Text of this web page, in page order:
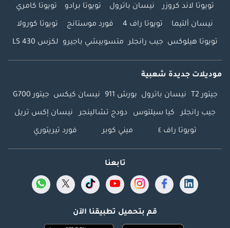
تويوتا لاند كروزر نيسان باترول تويوتا برادو تويوتا كامري
نيسان ألتيما تويوتا راف 4 فورد موستانج تويوتا كورولا
تويوتا هيلوكس جيب رانجلر متسوبيشي باجيرو لكزس LS 430
موديلات جديدة شعبية
جيتور T2 نيسان باترول بورش 911 نيسان كيكس جيتور G700
جيب رانجلر كيا سيلتوس دودج تشالينجر نيسان إكس تريل
تويوتا راف ٤ ميني كوبر فورد تيريتوري
تابعنا
قم بتحميل تطبيقنا الآن